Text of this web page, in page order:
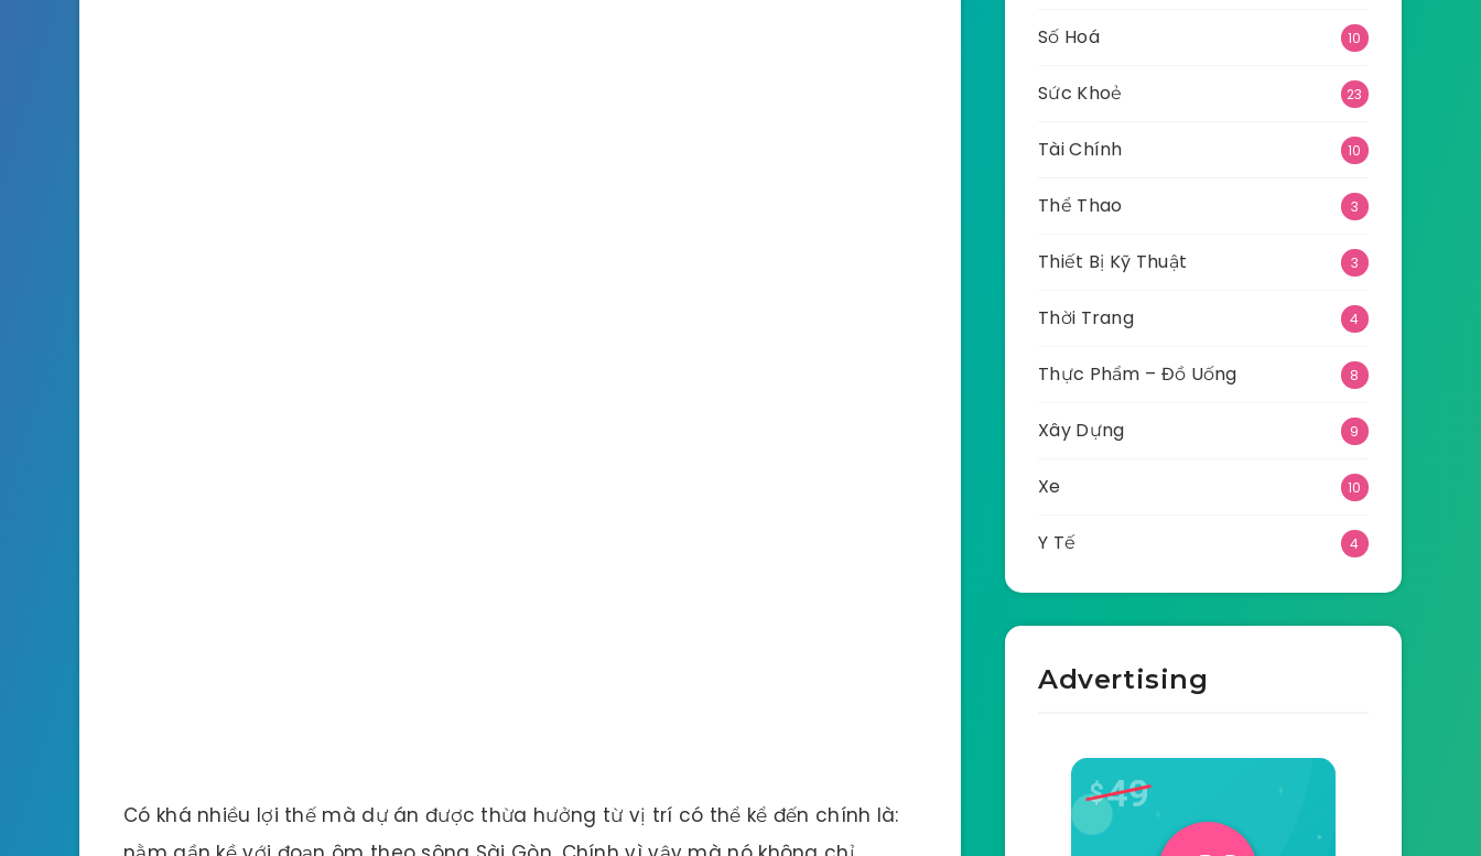
Có khá nhiều lợi thế mà dự án được thừa hưởng từ vị trí có thể kể đến chính là:
Số Hoá 10
Sức Khoẻ 23
Tài Chính 10
Thể Thao 3
Thiết Bị Kỹ Thuật 3
Thời Trang 4
Thực Phẩm – Đồ Uống 8
Xây Dựng 9
Xe 10
Y Tế 4
Advertising